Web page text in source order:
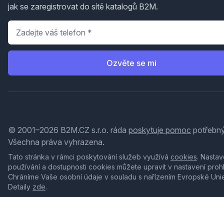
jak se zaregistrovat do sítě katalogů B2M.
Telefon
Ozvěte se mi
© 2001–2026 B2M.CZ s.r.o. ráda poskytuje pomoc
Všechna práva vyhrazena.
Tato stránka v rámci poskytování služeb využívá cookies.
používání a dostupnosti cookies můžete upravit v nastavení
Chráníme Vaše osobní údaje v souladu s nařízením Evropské
Detaily zde.